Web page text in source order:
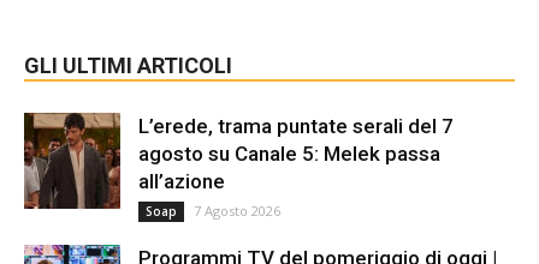
GLI ULTIMI ARTICOLI
L’erede, trama puntate serali del 7
agosto su Canale 5: Melek passa
all’azione
Soap 7 Agosto 2026
Programmi TV del pomeriggio di oggi |